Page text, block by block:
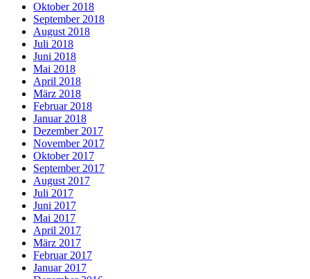
Oktober 2018
September 2018
August 2018
Juli 2018
Juni 2018
Mai 2018
April 2018
März 2018
Februar 2018
Januar 2018
Dezember 2017
November 2017
Oktober 2017
September 2017
August 2017
Juli 2017
Juni 2017
Mai 2017
April 2017
März 2017
Februar 2017
Januar 2017